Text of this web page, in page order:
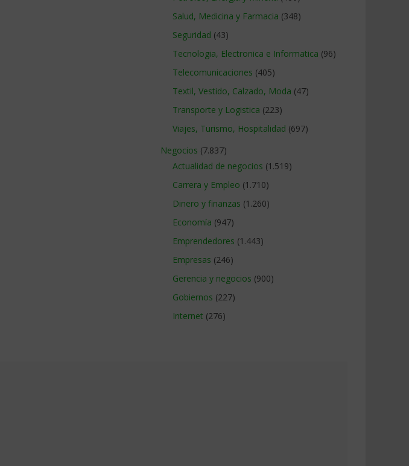
Salud, Medicina y Farmacia (348)
Seguridad (43)
Tecnologia, Electronica e Informatica (96)
Telecomunicaciones (405)
Textil, Vestido, Calzado, Moda (47)
Transporte y Logistica (223)
Viajes, Turismo, Hospitalidad (697)
Negocios (7.837)
Actualidad de negocios (1.519)
Carrera y Empleo (1.710)
Dinero y finanzas (1.260)
Economía (947)
Emprendedores (1.443)
Empresas (246)
Gerencia y negocios (900)
Gobiernos (227)
Internet (276)